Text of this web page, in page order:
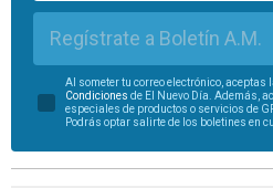
Regístrate a Boletín A.M.
Al someter tu correo electrónico, aceptas
Condiciones de El Nuevo Día. Además,
especiales de productos o servicios de
Podrás optar salirte de los boletines en